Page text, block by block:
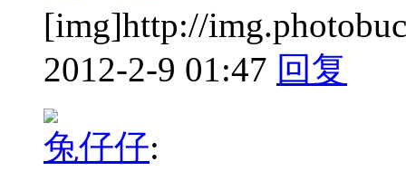
[img]http://
2012-2-9 01:47 回复
兔仔仔: